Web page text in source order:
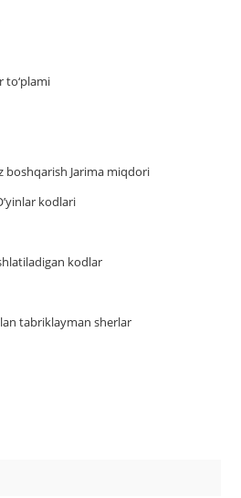
to‘plami
Jаrimа miqdori
kodlari
kodlar
tabriklayman sherlar